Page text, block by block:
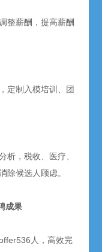
整薪酬，提高薪酬
定制入模培训、团
析，税收、医疗、
除候选人顾虑。
成果
人，高效完